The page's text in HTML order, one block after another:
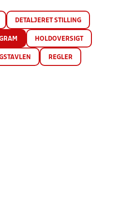
DETALJERET STILLING
HOLDOVERSIGT
REGLER